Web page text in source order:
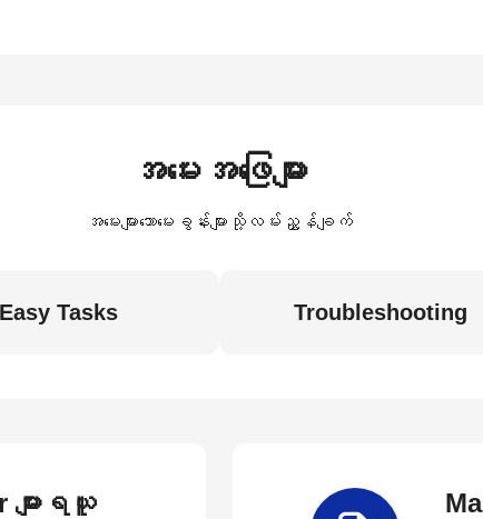
အမေးအဖြေများ
အမေးများသောမေးခွန်းများသို့လမ်းညွှန်ချက်
Easy Tasks Troubleshooting
များရယူ